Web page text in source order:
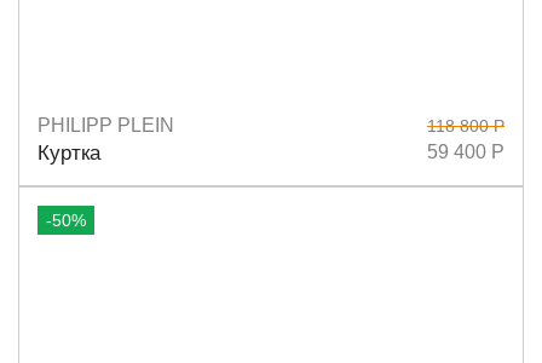
Размеры
PHILIPP PLEIN
Куртка
118 800 Р
59 400 Р
-50%